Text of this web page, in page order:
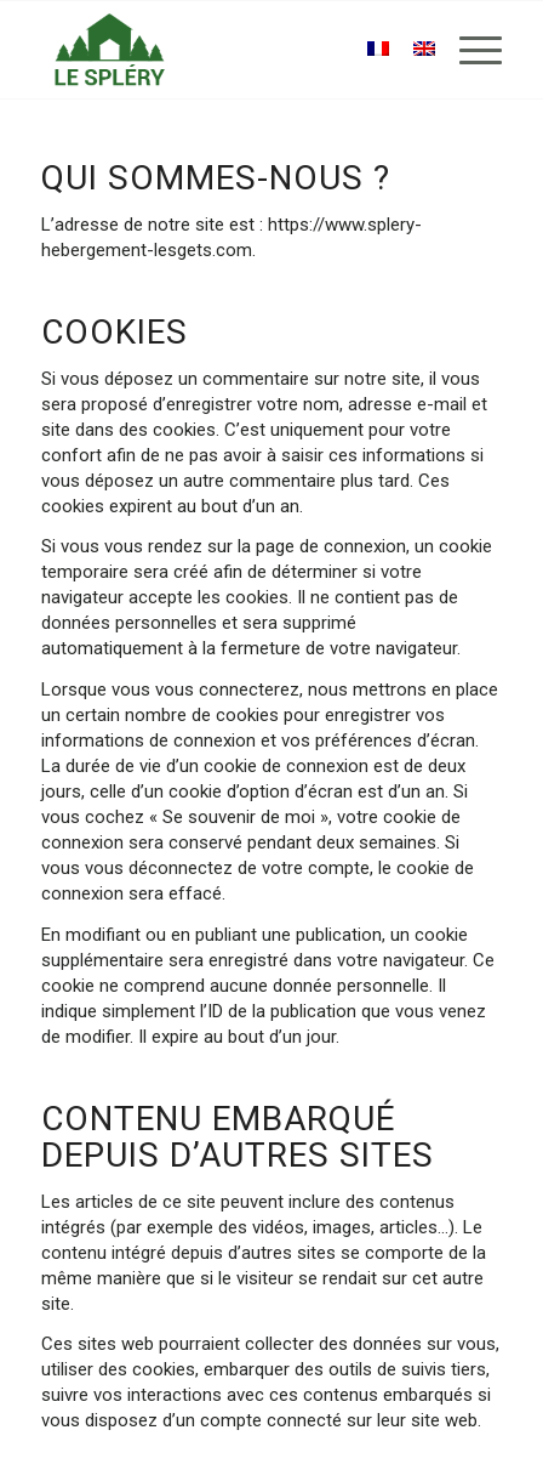
QUI SOMMES-NOUS ?
L’adresse de notre site est : https://www.splery-
hebergement-lesgets.com.
COOKIES
Si vous déposez un commentaire sur notre site, il vous
sera proposé d’enregistrer votre nom, adresse e-mail et
site dans des cookies. C’est uniquement pour votre
confort afin de ne pas avoir à saisir ces informations si
vous déposez un autre commentaire plus tard. Ces
cookies expirent au bout d’un an.
Si vous vous rendez sur la page de connexion, un cookie
temporaire sera créé afin de déterminer si votre
navigateur accepte les cookies. Il ne contient pas de
données personnelles et sera supprimé
automatiquement à la fermeture de votre navigateur.
Lorsque vous vous connecterez, nous mettrons en place
un certain nombre de cookies pour enregistrer vos
informations de connexion et vos préférences d’écran.
La durée de vie d’un cookie de connexion est de deux
jours, celle d’un cookie d’option d’écran est d’un an. Si
vous cochez « Se souvenir de moi », votre cookie de
connexion sera conservé pendant deux semaines. Si
vous vous déconnectez de votre compte, le cookie de
connexion sera effacé.
En modifiant ou en publiant une publication, un cookie
supplémentaire sera enregistré dans votre navigateur. Ce
cookie ne comprend aucune donnée personnelle. Il
indique simplement l’ID de la publication que vous venez
de modifier. Il expire au bout d’un jour.
CONTENU EMBARQUÉ
DEPUIS D’AUTRES SITES
Les articles de ce site peuvent inclure des contenus
intégrés (par exemple des vidéos, images, articles…). Le
contenu intégré depuis d’autres sites se comporte de la
même manière que si le visiteur se rendait sur cet autre
site.
Ces sites web pourraient collecter des données sur vous,
utiliser des cookies, embarquer des outils de suivis tiers,
suivre vos interactions avec ces contenus embarqués si
vous disposez d’un compte connecté sur leur site web.